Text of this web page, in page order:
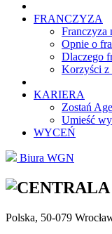
FRANCZYZA
Franczyza
Opnie o
Dlaczego
Korzyści
KARIERA
Zostań
Umieść
WYCEŃ
Biura WGN
Polska, 50-079